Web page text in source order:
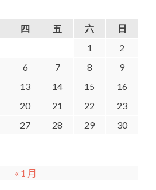
四 五 六
日
1
2
6 7 8
9
13 14 15
16
20 21 22
23
27 28 29
30
« 1 月